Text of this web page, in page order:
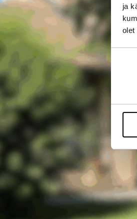
ja
olet
valinta